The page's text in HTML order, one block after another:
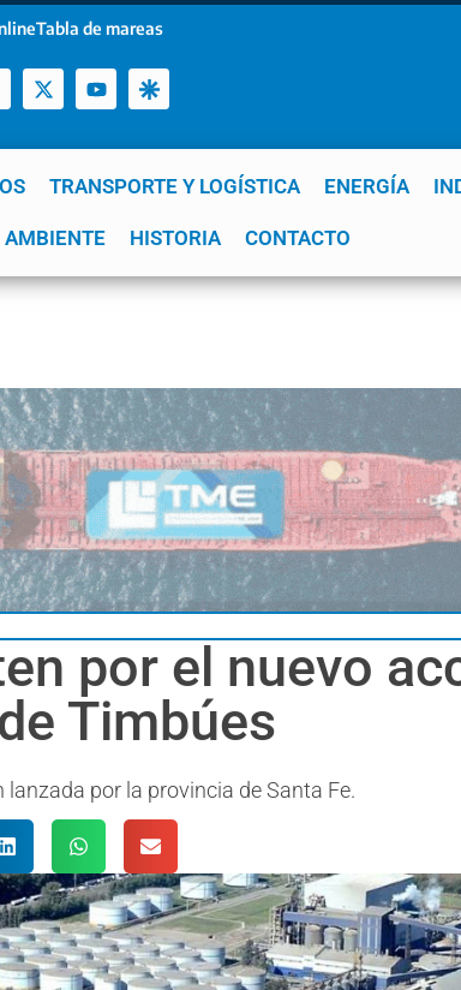
Tabla de mareas
TRANSPORTE Y LOGÍSTICA ENERGÍA
AMBIENTE HISTORIA CONTACTO
GNL Mar del Plata Patagonia Quequén
por el nuevo
Timbúes
lanzada por la provincia de Santa Fe.